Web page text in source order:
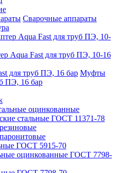
Сварочные аппараты
Aqua Fast для труб ПЭ, 10-16
Муфты
ПЭ, 16 бар
оцинкованные
стальные ГОСТ 11371-78
ГОСТ 5915-70
оцинкованные ГОСТ 7798-